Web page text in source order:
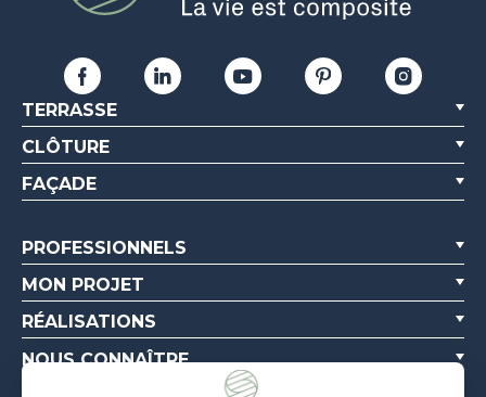
TERRASSE
CLÔTURE
FAÇADE
PROFESSIONNELS
MON PROJET
RÉALISATIONS
NOUS CONNAÎTRE